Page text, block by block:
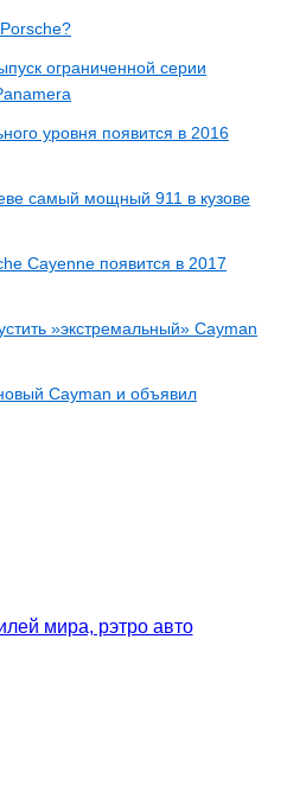
ограниченной серии
уровня появится в 2016
самый мощный 911 в кузове
Cayenne появится в 2017
»экстремальный» Cayman
Cayman и объявил